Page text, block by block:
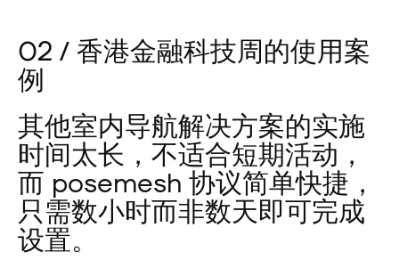
02 / 香港金融科技周的使用案
例
其他室内导航解决方案的实施
时间太长，不适合短期活动，
而 posemesh 协议简单快捷，
只需数小时而非数天即可完成
设置。